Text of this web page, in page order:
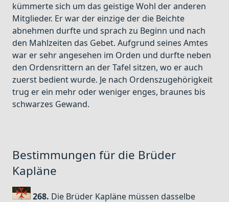
kümmerte sich um das geistige Wohl der anderen
Mitglieder. Er war der einzige der die Beichte
abnehmen durfte und sprach zu Beginn und nach
den Mahlzeiten das Gebet. Aufgrund seines Amtes
war er sehr angesehen im Orden und durfte neben
den Ordensrittern an der Tafel sitzen, wo er auch
zuerst bedient wurde. Je nach Ordenszugehörigkeit
trug er ein mehr oder weniger enges, braunes bis
schwarzes Gewand.
Bestimmungen für die Brüder
Kapläne
268. Die Brüder Kapläne müssen dasselbe